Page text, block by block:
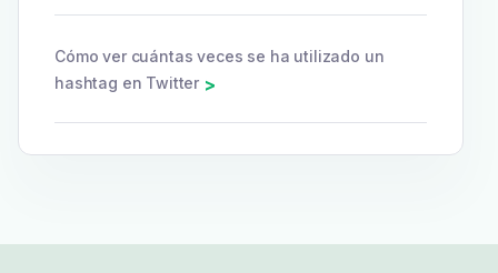
Cómo ver cuántas veces se ha utilizado un
hashtag en Twitter >